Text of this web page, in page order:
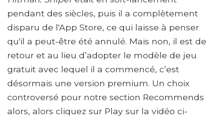
pendant des siècles, puis il a complètement
disparu de l'App Store, ce qui laisse à penser
qu'il a peut-être été annulé. Mais non, il est de
retour et au lieu d’adopter le modèle de jeu
gratuit avec lequel il a commencé, c’est
désormais une version premium. Un choix
controversé pour notre section Recommends
alors, alors cliquez sur Play sur la vidéo ci-